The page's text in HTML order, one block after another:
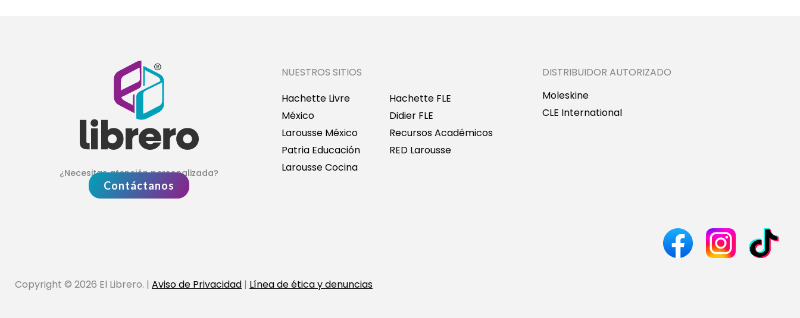
¿Necesitas atención personalizada?
Contáctanos
NUESTROS SITIOS
Hachette Livre
México
Larousse México
Patria Educación
Larousse Cocina
Hachette FLE
Didier FLE
Recursos Académicos
RED Larousse
DISTRIBUIDOR AUTORIZADO
Moleskine
CLE International
Copyright © 2026 El Librero. | Aviso de Privacidad | Línea de ética y denuncias